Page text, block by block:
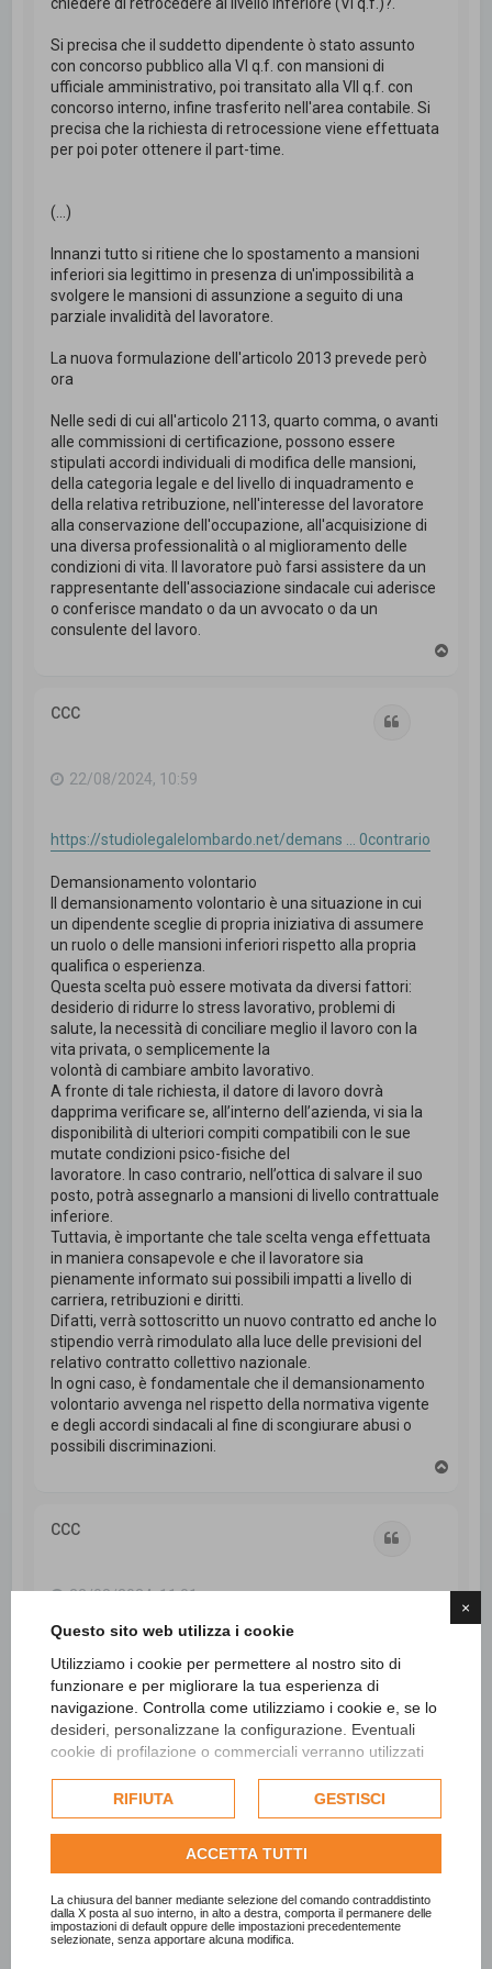
×
Questo sito web utilizza i cookie
Utilizziamo i cookie per permettere al nostro sito di
funzionare e per migliorare la tua esperienza di
navigazione. Controlla come utilizziamo i cookie e, se lo
desideri, personalizzane la configurazione. Eventuali
cookie di profilazione o commerciali verranno utilizzati
dell'utente e, se consentito, potrebbero essere utilizzati
per personalizzare gli annunci pubblicitari. Per ulteriori
informazioni su come Google utilizza i dati raccolti,
politica sulla privacy di Google
Consulta l'informativa cookie completa.
RIFIUTA GESTISCI
ACCETTA TUTTI
La chiusura del banner mediante selezione del comando contraddistinto
dalla X posta al suo interno, in alto a destra, comporta il permanere delle
impostazioni di default oppure delle impostazioni precedentemente
selezionate, senza apportare alcuna modifica.
Si precisa che il suddetto dipendente ò stato assunto
con concorso pubblico alla VI q.f. con mansioni di
ufficiale amministrativo, poi transitato alla VII q.f. con
concorso interno, infine trasferito nell'area contabile. Si
precisa che la richiesta di retrocessione viene effettuata
per poi poter ottenere il part-time.
(...)
Innanzi tutto si ritiene che lo spostamento a mansioni
inferiori sia legittimo in presenza di un'impossibilità a
svolgere le mansioni di assunzione a seguito di una
parziale invalidità del lavoratore.
La nuova formulazione dell'articolo 2013 prevede però
ora
Nelle sedi di cui all'articolo 2113, quarto comma, o avanti
alle commissioni di certificazione, possono essere
stipulati accordi individuali di modifica delle mansioni,
della categoria legale e del livello di inquadramento e
della relativa retribuzione, nell'interesse del lavoratore
alla conservazione dell'occupazione, all'acquisizione di
una diversa professionalità o al miglioramento delle
condizioni di vita. Il lavoratore può farsi assistere da un
rappresentante dell'associazione sindacale cui aderisce
o conferisce mandato o da un avvocato o da un
consulente del lavoro.
CCC
22/08/2024, 10:59
https://studiolegalelombardo.net/demans ... 0contrario
Demansionamento volontario
Il demansionamento volontario è una situazione in cui
un dipendente sceglie di propria iniziativa di assumere
un ruolo o delle mansioni inferiori rispetto alla propria
qualifica o esperienza.
Questa scelta può essere motivata da diversi fattori:
desiderio di ridurre lo stress lavorativo, problemi di
salute, la necessità di conciliare meglio il lavoro con la
vita privata, o semplicemente la
volontà di cambiare ambito lavorativo.
A fronte di tale richiesta, il datore di lavoro dovrà
dapprima verificare se, all’interno dell’azienda, vi sia la
disponibilità di ulteriori compiti compatibili con le sue
mutate condizioni psico-fisiche del
lavoratore. In caso contrario, nell’ottica di salvare il suo
posto, potrà assegnarlo a mansioni di livello contrattuale
inferiore.
Tuttavia, è importante che tale scelta venga effettuata
in maniera consapevole e che il lavoratore sia
pienamente informato sui possibili impatti a livello di
carriera, retribuzioni e diritti.
Difatti, verrà sottoscritto un nuovo contratto ed anche lo
stipendio verrà rimodulato alla luce delle previsioni del
relativo contratto collettivo nazionale.
In ogni caso, è fondamentale che il demansionamento
volontario avvenga nel rispetto della normativa vigente
e degli accordi sindacali al fine di scongiurare abusi o
possibili discriminazioni.
CCC
22/08/2024, 11:01
https://www.laleggepertutti.it/364301_d ... e-la-legge
Demansionamento volontario: è possibile?
Il dipendente può chiedere il demansionamento
volontario, ossia una modifica delle mansioni verso il
basso. Ne consegue, innanzitutto, una rimodulazione
dello stipendio alla luce delle previsioni del relativo
contratto collettivo nazionale.
Viene così concluso un nuovo contratto di lavoro. Il
qualifica inferiore rispetto a quella superiore. Quindi, è
legittima la trasformazione del full time in part time di
un dipendente che si è “demansionato”